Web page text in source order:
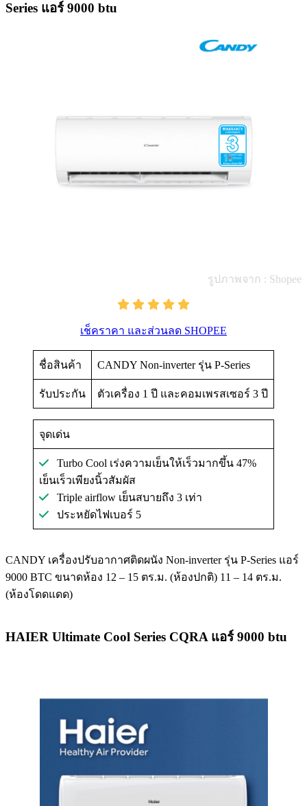
Series แอร์ 9000 btu
รูปภาพจาก : Shopee
เช็คราคา และส่วนลด SHOPEE
ชื่อสินค้า CANDY Non-inverter รุ่น P-Series
รับประกัน ตัวเครื่อง 1 ปี และคอมเพรสเซอร์ 3 ปี
จุดเด่น
Turbo Cool เร่งความเย็นให้เร็วมากขึ้น 47%
เย็นเร็วเพียงนิ้วสัมผัส
Triple airflow เย็นสบายถึง 3 เท่า
ประหยัดไฟเบอร์ 5
CANDY เครื่องปรับอากาศติดผนัง Non-inverter รุ่น P-Series แอร์
9000 BTC ขนาดห้อง 12 – 15 ตร.ม. (ห้องปกติ) 11 – 14 ตร.ม.
(ห้องโดดแดด)
HAIER Ultimate Cool Series CQRA แอร์ 9000 btu